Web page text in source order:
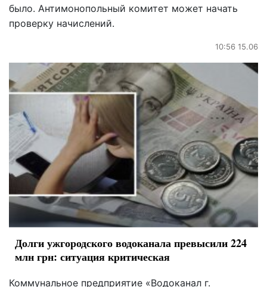
было. Антимонопольный комитет может начать
проверку начислений.
10:56 15.06
Долги ужгородского водоканала превысили 224
млн грн: ситуация критическая
Коммунальное предприятие «Водоканал г.